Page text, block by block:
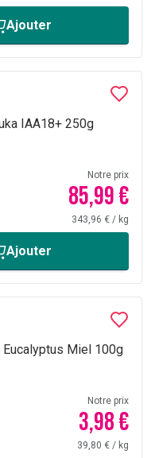
Ajouter
IAA18+ 250g
Notre prix
85,99 €
343,96 € / kg
Ajouter
Miel 100g
Notre prix
3,98 €
39,80 € / kg